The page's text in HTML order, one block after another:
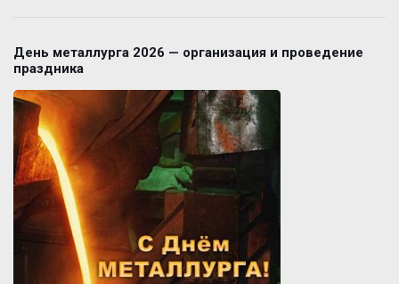
День металлурга 2026 — организация и проведение
праздника